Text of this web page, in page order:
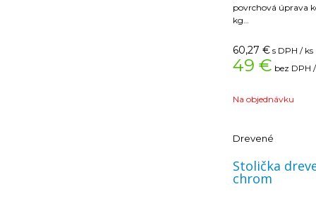
povrchová úprava kostry
kg
Šírka: 41 cm
Výška: 87 cm
Hĺbka: 38 cm
60,27 € s DPH / ks
49 € bez DPH
Na objednávku
Drevené
Stolička drevená
chrom